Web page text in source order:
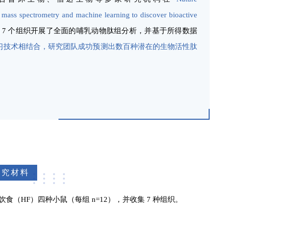
spectrometry and machine learning to discover bioactive
个组织开展了全面的哺乳动物肽组分析，并基于所得数据
技术相结合，研究团队成功预测出数百种潜在的生物活性肽
材料
（HF）四种小鼠（每组 n=12），并收集 7 种组织。